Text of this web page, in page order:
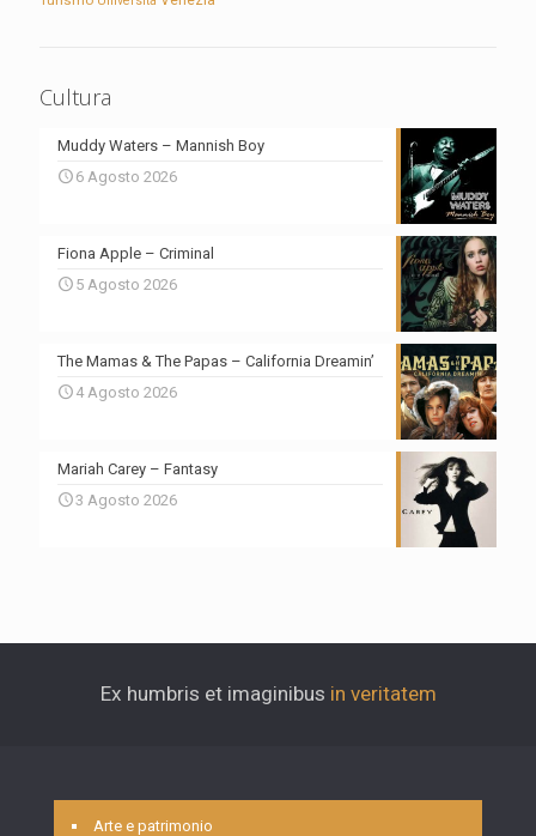
Cultura
Muddy Waters – Mannish Boy
6 Agosto 2026
Fiona Apple – Criminal
5 Agosto 2026
The Mamas & The Papas – California Dreamin’
4 Agosto 2026
Mariah Carey – Fantasy
3 Agosto 2026
Ex humbris et imaginibus in veritatem
Arte e patrimonio